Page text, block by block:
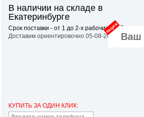
В наличии на складе в
Екатеринбурге
Срок поставки - от 1 до 2-х рабочих дней.
Доставим ориентировочно 05-08-2026
акция
КУПИТЬ ЗА ОДИН КЛИК: